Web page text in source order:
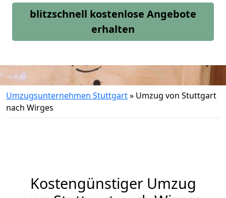
blitzschnell kostenlose Angebote
erhalten
Umzugsunternehmen Stuttgart» Umzug von Stuttgart
nach Wirges
Kostengünstiger Umzug